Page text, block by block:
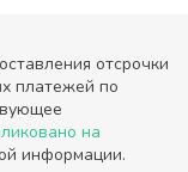
отсрочки
платежей по
на
информации.